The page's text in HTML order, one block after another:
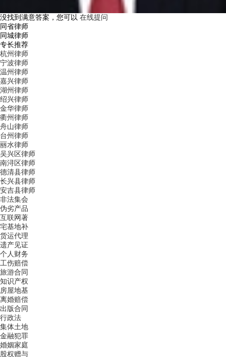
没找到满意答案，您可以 在线提问
同省律师
同城律师
专长推荐
杭州律师
宁波律师
温州律师
嘉兴律师
湖州律师
绍兴律师
金华律师
衢州律师
舟山律师
台州律师
丽水律师
吴兴区律师
南浔区律师
德清县律师
长兴县律师
安吉县律师
非法集会
伪劣产品
互联网著
宅基地补
货运代理
遗产见证
个人财务
工伤赔偿
旅游合同
知识产权
房屋地基
离婚赔偿
出版合同
行政法
集体土地
金融犯罪
婚姻家庭
股权赠与